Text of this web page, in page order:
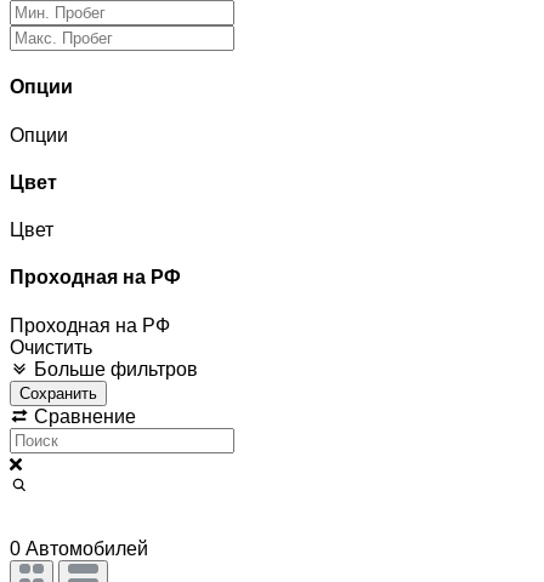
Опции
Опции
Цвет
Цвет
Проходная на РФ
Проходная на РФ
Очистить
Больше фильтров
Сохранить
Сравнение
0 Автомобилей